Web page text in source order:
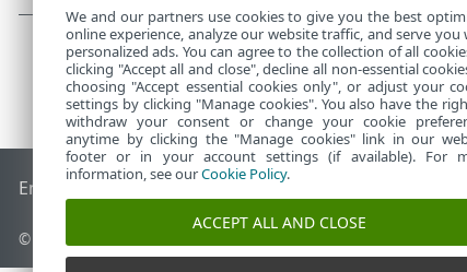
End of Life Base de connaissances ESET
© 1992 - 2026 ESET, spol. s r.o. - Tous droits réservés.
We and our partners use cookies to give you the best
online experience, analyze our website traffic, and serve you
personalized ads. You can agree to the collection of all
clicking "Accept all and close", decline all non-essential
choosing "Accept essential cookies only", or adjust your
settings by clicking "Manage cookies". You also have the
withdraw your consent or change your cookie
anytime by clicking the "Manage cookies" link in our
footer or in your account settings (if available). For
information, see ourCookie Policy.
ACCEPT ALL AND CLOSE